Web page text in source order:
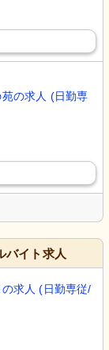
の求人 (日勤専
バイト求人
求人 (日勤専従/